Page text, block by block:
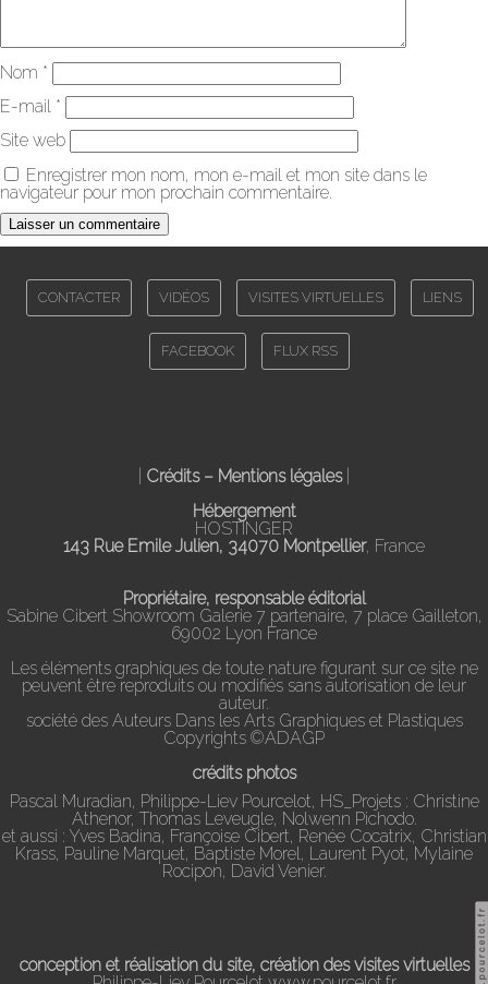
Nom *
E-mail *
Site web
Enregistrer mon nom, mon e-mail et mon site dans le
navigateur pour mon prochain commentaire.
CONTACTER VIDÉOS VISITES VIRTUELLES LIENS
FACEBOOK FLUX RSS
Crédits – Mentions légales|
Hébergement
HOSTINGER
143 Rue Emile Julien, 34070 Montpellier, France
Propriétaire, responsable éditorial
Sabine Cibert Showroom Galerie 7 partenaire, 7 place Gailleton,
69002 Lyon France
Les éléments graphiques de toute nature figurant sur ce site ne
peuvent être reproduits ou modifiés sans autorisation de leur
auteur.
société des Auteurs Dans les Arts Graphiques et Plastiques
Copyrights ©ADAGP
crédits photos
Pascal Muradian, Philippe-Liev Pourcelot, HS_Projets : Christine
Athenor, Thomas Leveugle, Nolwenn Pichodo.
et aussi : Yves Badina, Françoise Cibert, Renée Cocatrix, Christian
Krass, Pauline Marquet, Baptiste Morel, Laurent Pyot, Mylaine
Rocipon, David Venier.
conception et réalisation du site, création des visites virtuelles